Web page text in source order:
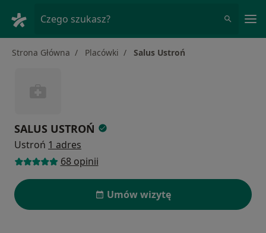
Czego szukasz?
Strona Główna Placówki Salus Ustroń
SALUS USTROŃ
Ustroń 1 adres
68 opinii
Umów wizytę